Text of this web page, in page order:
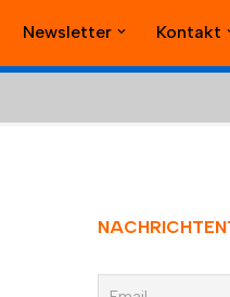
Newsletter Kontakt